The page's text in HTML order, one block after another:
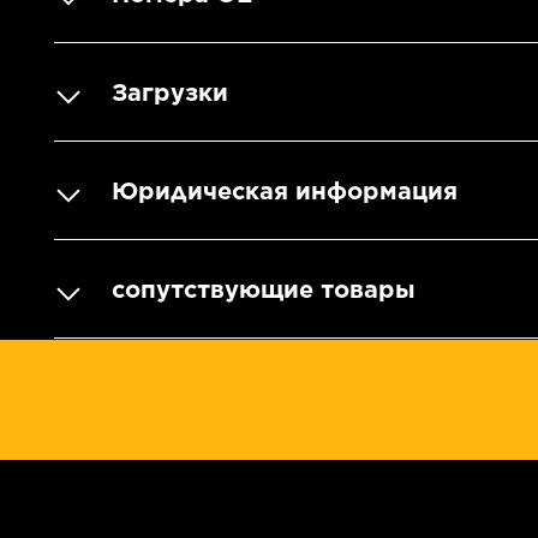
Загрузки
Юридическая информация
сопутствующие товары